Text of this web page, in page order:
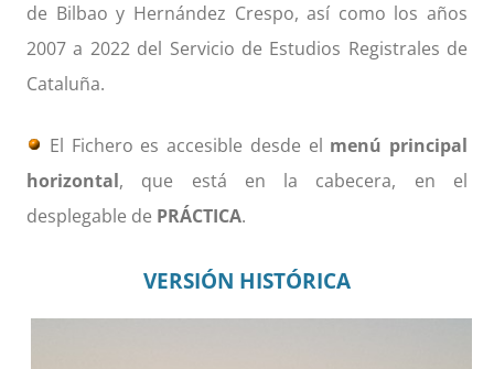
de Bilbao y Hernández Crespo, así como los años
2007 a 2022 del Servicio de Estudios Registrales de
Cataluña.
El Fichero es accesible desde el menú principal
horizontal, que está en la cabecera, en el
desplegable de PRÁCTICA.
VERSIÓN HISTÓRICA